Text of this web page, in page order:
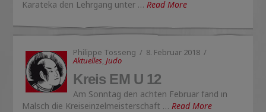
Karateka den Lehrgang unter …Read More
Philippe Tosseng 8. Februar 2018
Aktuelles,Judo
Kreis EM U 12
Am Sonntag den achten Februar fand in
Malsch die Kreiseinzelmeisterschaft …Read More